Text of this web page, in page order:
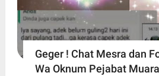
Geger ! Chat Mesra dan
Wa Oknum Pejabat